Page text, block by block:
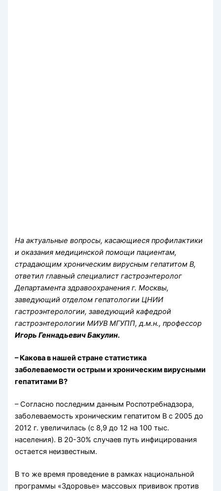
На актуальные вопросы, касающиеся профилактики
и оказания медицинской помощи пациентам,
страдающим хроническим вирусным гепатитом B,
ответил главный специалист гастроэнтеролог
Департамента здравоохранения г. Москвы,
заведующий отделом гепатологии ЦНИИ
гастроэнтерологии, заведующий кафедрой
гастроэнтерологии МИУВ МГУПП, д.м.н., профессор
Игорь Геннадьевич Бакулин.
– Какова в нашей стране статистика
заболеваемости острым и хроническим вирусными
гепатитами В?
– Согласно последним данным Роспотребнадзора,
заболеваемость хроническим гепатитом В с 2005 до
2012 г. увеличилась (с 8,9 до 12 на 100 тыс.
населения). В 20-30% случаев путь инфицирования
остается неизвестным.
В то же время проведение в рамках национальной
программы «Здоровье» массовых прививок против